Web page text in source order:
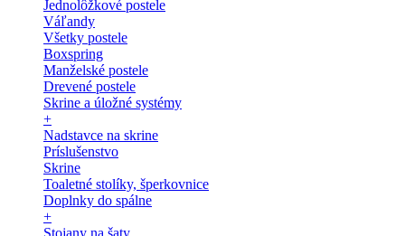
Jednolôžkové postele
Váľandy
Všetky postele
Boxspring
Manželské postele
Drevené postele
Skrine a úložné systémy
+
Nadstavce na skrine
Príslušenstvo
Skrine
Toaletné stolíky, šperkovnice
Doplnky do spálne
+
Stojany na šaty